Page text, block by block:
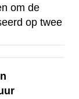
om de
op twee